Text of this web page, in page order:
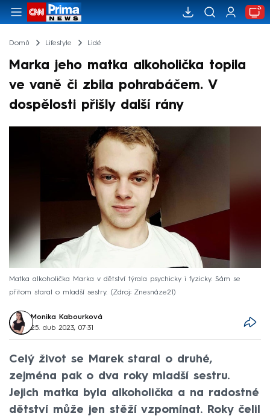
Domů Lifestyle Lidé
Marka jeho matka alkoholička topila
ve vaně či zbila pohrabáčem. V
dospělosti přišly další rány
Matka alkoholička Marka v dětství týrala psychicky i fyzicky. Sám se
přitom staral o mladší sestry.
Zdroj: Znesnáze21
Monika Kabourková
25. dub 2023, 07:31
Celý život se Marek staral o druhé,
zejména pak o dva roky mladší sestru.
Jejich matka byla alkoholička a na radostné
dětství může jen stěží vzpomínat. Roky čelil